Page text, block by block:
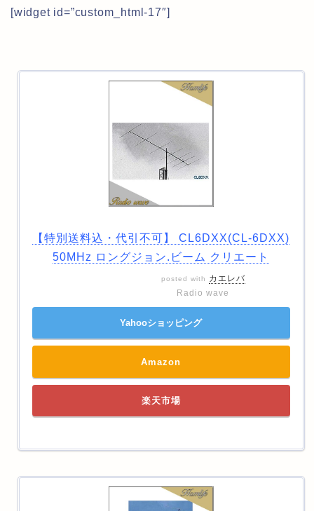
[widget id=”custom_html-17″]
【特別送料込・代引不可】 CL6DXX(CL-6DXX)
50MHz ロングジョン.ビーム クリエート
posted with
カエレバ
Radio wave
Yahooショッピング
Amazon
楽天市場